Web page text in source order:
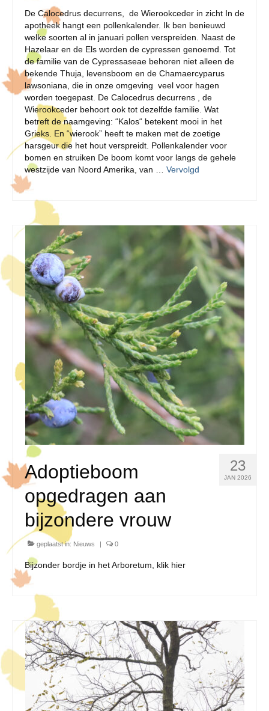
De Calocedrus decurrens, de Wierookceder in zicht In de
apotheek hangt een pollenkalender. Ik ben benieuwd
welke soorten al in januari pollen verspreiden. Naast de
Hazelaar en de Els worden de cypressen genoemd. Tot
de familie van de Cypressaseae behoren niet alleen de
bekende Thuja, levensboom en de Chamaercyparus
lawsoniana, die in onze omgeving veel voor hagen
worden toegepast. De Calocedrus decurrens , de
Wierookceder behoort ook tot dezelfde familie. Wat
betreft de naamgeving: “Kalos“ betekent mooi in het
Grieks. En “wierook” heeft te maken met de zoetige
harsgeur die het hout verspreidt. Pollenkalender voor
bomen en struiken De boom komt voor langs de gehele
westzijde van Noord Amerika, van … Vervolgd
23
JAN 2026
Adoptieboom
opgedragen aan
bijzondere vrouw
geplaatst in: Nieuws | 0
Bijzonder bordje in het Arboretum, klik hier